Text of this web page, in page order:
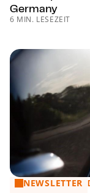
Germany
6 MIN. LESEZEIT
NEWSLETTER